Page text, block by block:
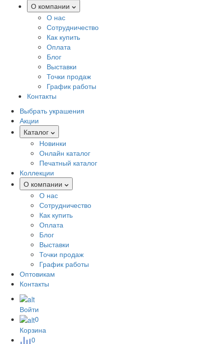
О компании
О нас
Сотрудничество
Как купить
Оплата
Блог
Выставки
Точки продаж
График работы
Контакты
Выбрать украшения
Акции
Каталог
Новинки
Онлайн каталог
Печатный каталог
Коллекции
О компании
О нас
Сотрудничество
Как купить
Оплата
Блог
Выставки
Точки продаж
График работы
Оптовикам
Контакты
Войти
0
Корзина
0